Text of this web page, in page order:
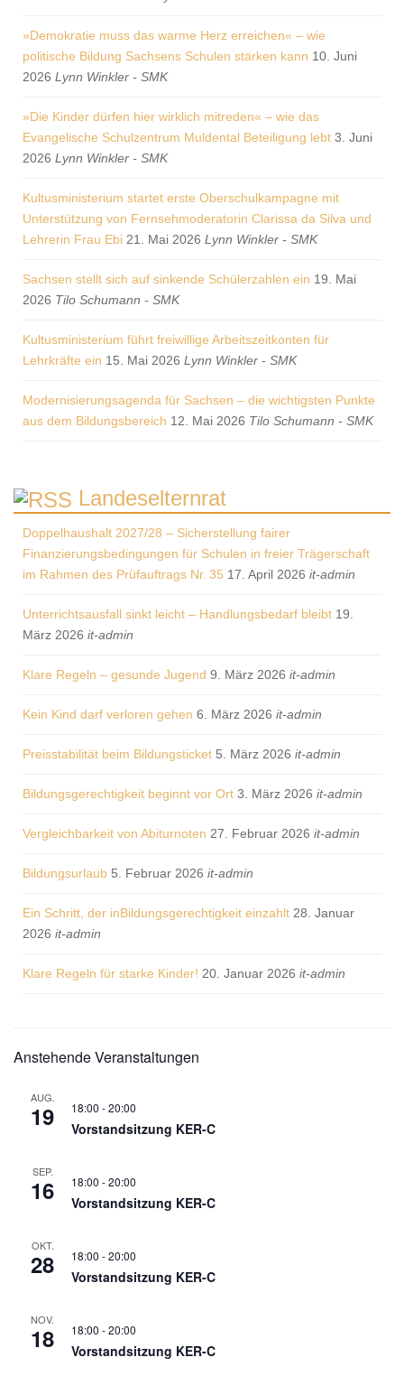
»Demokratie muss das warme Herz erreichen« – wie
politische Bildung Sachsens Schulen stärken kann 10. Juni
2026 Lynn Winkler - SMK
»Die Kinder dürfen hier wirklich mitreden« – wie das
Evangelische Schulzentrum Muldental Beteiligung lebt 3. Juni
2026 Lynn Winkler - SMK
Kultusministerium startet erste Oberschulkampagne mit
Unterstützung von Fernsehmoderatorin Clarissa da Silva und
Lehrerin Frau Ebi 21. Mai 2026 Lynn Winkler - SMK
Sachsen stellt sich auf sinkende Schülerzahlen ein 19. Mai
2026 Tilo Schumann - SMK
Kultusministerium führt freiwillige Arbeitszeitkonten für
Lehrkräfte ein 15. Mai 2026 Lynn Winkler - SMK
Modernisierungsagenda für Sachsen – die wichtigsten Punkte
aus dem Bildungsbereich 12. Mai 2026 Tilo Schumann - SMK
Landeselternrat
Doppelhaushalt 2027/28 – Sicherstellung fairer
Finanzierungsbedingungen für Schulen in freier Trägerschaft
im Rahmen des Prüfauftrags Nr. 35 17. April 2026 it-admin
Unterrichtsausfall sinkt leicht – Handlungsbedarf bleibt 19.
März 2026 it-admin
Klare Regeln – gesunde Jugend 9. März 2026 it-admin
Kein Kind darf verloren gehen 6. März 2026 it-admin
Preisstabilität beim Bildungsticket 5. März 2026 it-admin
Bildungsgerechtigkeit beginnt vor Ort 3. März 2026 it-admin
Vergleichbarkeit von Abiturnoten 27. Februar 2026 it-admin
Bildungsurlaub 5. Februar 2026 it-admin
Ein Schritt, der inBildungsgerechtigkeit einzahlt 28. Januar
2026 it-admin
Klare Regeln für starke Kinder! 20. Januar 2026 it-admin
Untergeordnet
Anstehende Veranstaltungen
AUG.
19 18:00 -20:00
Vorstandsitzung KER-C
SEP.
16 18:00 -20:00
Vorstandsitzung KER-C
OKT.
28 18:00 -20:00
Vorstandsitzung KER-C
NOV.
18 18:00 -20:00
Vorstandsitzung KER-C